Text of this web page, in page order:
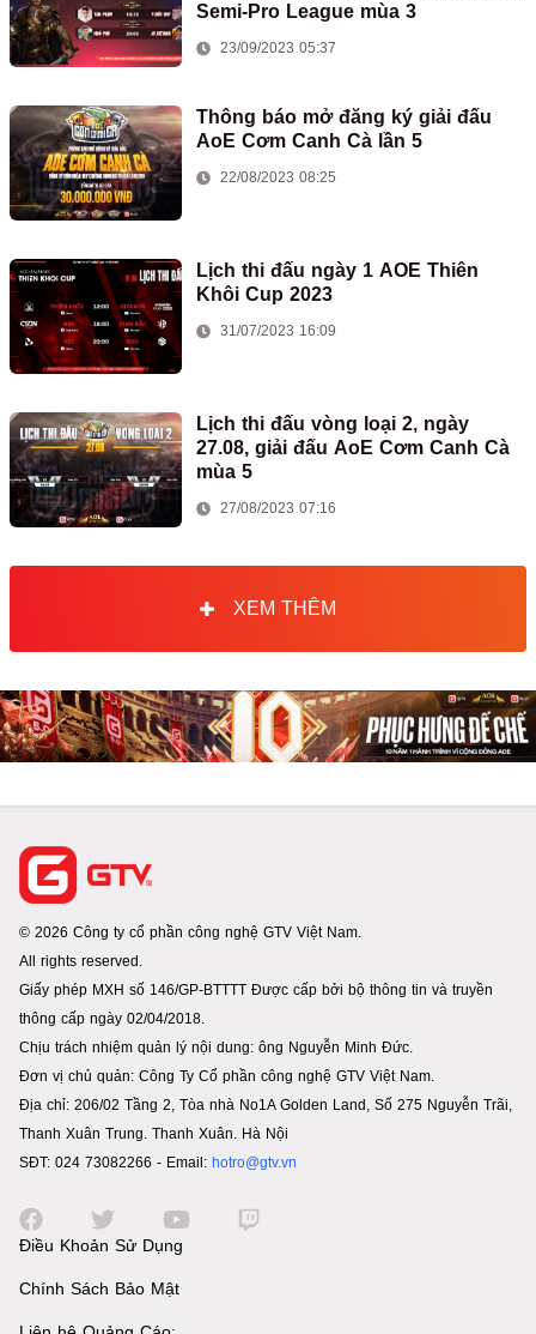
Semi-Pro League mùa 3
23/09/2023 05:37
Thông báo mở đăng ký giải đấu
AoE Cơm Canh Cà lần 5
22/08/2023 08:25
Lịch thi đấu ngày 1 AOE Thiên
Khôi Cup 2023
31/07/2023 16:09
Lịch thi đấu vòng loại 2, ngày
27.08, giải đấu AoE Cơm Canh Cà
mùa 5
27/08/2023 07:16
XEM THÊM
© 2026 Công ty cổ phần công nghệ GTV Việt Nam.
All rights reserved.
Giấy phép MXH số 146/GP-BTTTT Được cấp bởi bộ thông tin và truyền
thông cấp ngày 02/04/2018.
Chịu trách nhiệm quản lý nội dung: ông Nguyễn Minh Đức.
Đơn vị chủ quản: Công Ty Cổ phần công nghệ GTV Việt Nam.
Địa chỉ: 206/02 Tầng 2, Tòa nhà No1A Golden Land, Số 275 Nguyễn Trãi,
Thanh Xuân Trung. Thanh Xuân. Hà Nội
SĐT: 024 73082266 - Email: hotro@gtv.vn
Điều Khoản Sử Dụng
Chính Sách Bảo Mật